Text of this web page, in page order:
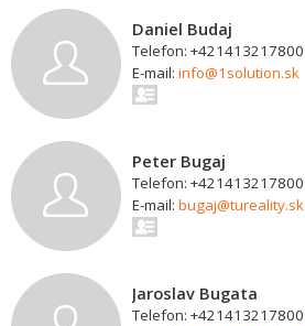
Daniel Budaj
Telefon: +421413217800
E-mail: info@1solution.sk
Peter Bugaj
Telefon: +421413217800
E-mail: bugaj@tureality.sk
Jaroslav Bugata
Telefon: +421413217800